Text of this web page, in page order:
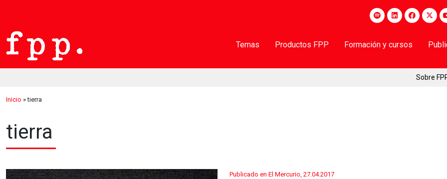
Temas Productos FPP Formación y cursos
Sobre
Inicio »tierra
tierra
Publicado en El Mercurio, 27.04.2017